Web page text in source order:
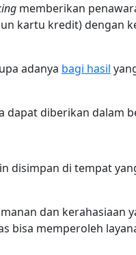
memberikan
kartu kredit) dengan
adanya bagi hasil
dapat diberikan dalam
disimpan di tempat
dan kerahasiaan
bisa memperoleh